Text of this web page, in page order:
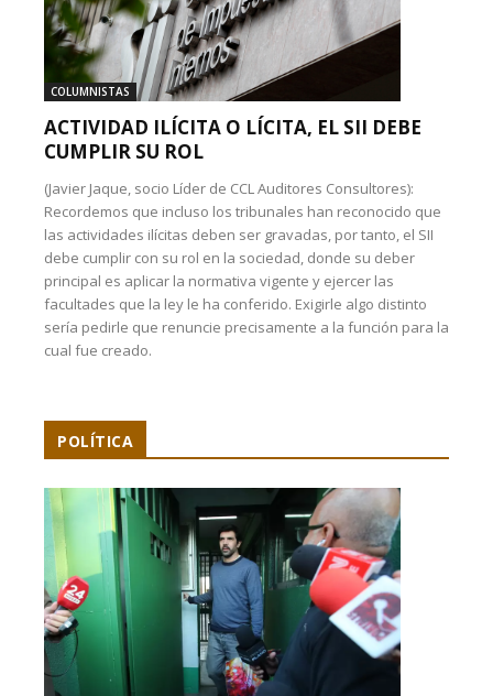
COLUMNISTAS
ACTIVIDAD ILÍCITA O LÍCITA, EL SII DEBE
CUMPLIR SU ROL
(Javier Jaque, socio Líder de CCL Auditores Consultores):
Recordemos que incluso los tribunales han reconocido que
las actividades ilícitas deben ser gravadas, por tanto, el SII
debe cumplir con su rol en la sociedad, donde su deber
principal es aplicar la normativa vigente y ejercer las
facultades que la ley le ha conferido. Exigirle algo distinto
sería pedirle que renuncie precisamente a la función para la
cual fue creado.
POLÍTICA